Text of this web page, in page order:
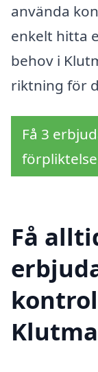
använda
enkelt hitta
behov i
riktning för
Få 3
Få